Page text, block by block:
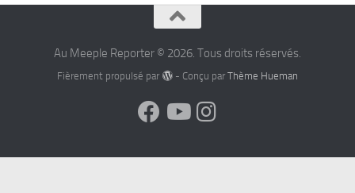
Au Meeple Reporter © 2026. Tous droits réservés.
Fièrement propulsé par - Conçu par Thème Hueman